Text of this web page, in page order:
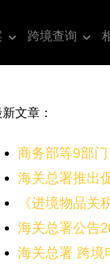
跨境查询
文章：
商务部等9部
海关总署推出
《进境物品关
海关总署公告
海关总署 跨境